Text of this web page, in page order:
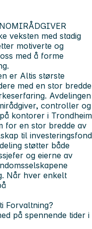
veksten med stadig
motiverte og
med å forme
er Altis største
med en stor bredde
Avdelingen
controller og
kontorer i Trondheim
for en stor bredde av
til investeringsfond
støtter både
og eierne av
Når hver enkelt
Forvaltning?
på spennende tider i